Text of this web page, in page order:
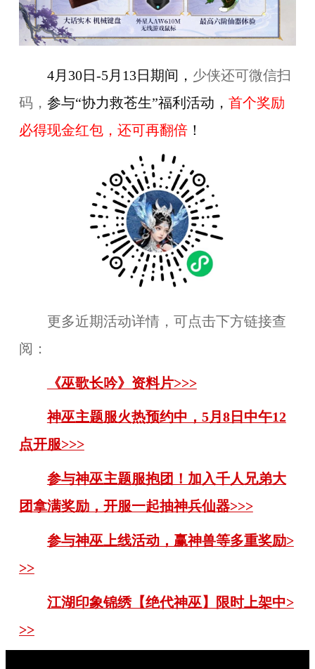
4月30日-5月13日期间 ， 少侠还可微信扫
码， 参与“协力救苍生”福利 活动， 首个奖励
必得现金红包，还可再翻倍！
更多近期活动详情，可点击下方链接查
阅：
《巫歌长吟》资料片>>>
神巫主题服火热预约中，5月8日中午12
点开服>>>
参与神巫主题服抱团！加入千人兄弟大
团拿满奖励，开服一起抽神兵仙器>>>
参与神巫上线活动，赢神兽等多重奖励>
>>
江湖印象锦绣【绝代神巫】限时上架中>
>>